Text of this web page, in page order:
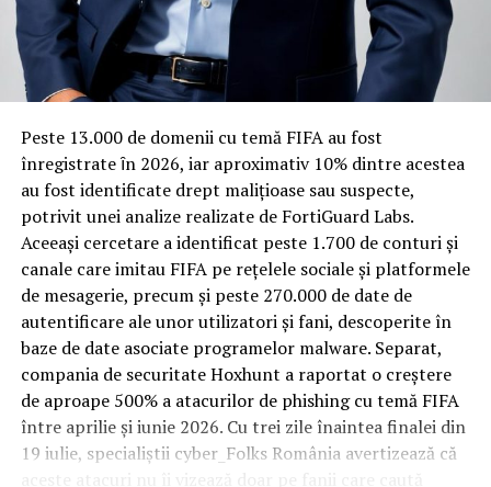
Rotația rapidă a oaspeților cere
materiale rezistente
Spre diferență de o locuință obișnuită, o cameră de hotel
trece printr-un ciclu de utilizare intensă: oaspeți diferiți,
bagaje trase pe roți, curățenie zilnică, uneori mai multe
rezervări consecutive în aceeași săptămână. Această
frecvență ridicată de utilizare pune presiune reală pe
orice suprafață, iar pardoseala este printre primele
elemente afectate vizibil, mai ales în zona din jurul
patului și a ușii de acces.
În etapa de renovare sau construcție, administratorii
care iau în calcul mocheta trafic intens
pentru zonele
cu rotație mare reduc riscul de uzură prematură și de
decolorare vizibilă în punctele de trecere frecventă. Este
o decizie care ține mai puțin de stil și mai mult de
Peste 13.000 de domenii cu temă FIFA au fost
înregistrate ȋn 2026, iar aproximativ 10% dintre acestea
au fost identificate drept malițioase sau suspecte,
potrivit unei analize realizate de FortiGuard Labs.
Aceeași cercetare a identificat peste 1.700 de conturi și
canale care imitau FIFA pe rețelele sociale și platformele
de mesagerie, precum și peste 270.000 de date de
autentificare ale unor utilizatori și fani, descoperite în
baze de date asociate programelor malware. Separat,
compania de securitate Hoxhunt a raportat o creștere
de aproape 500% a atacurilor de phishing cu temă FIFA
între aprilie și iunie 2026. Cu trei zile înaintea finalei din
19 iulie, specialiștii cyber_Folks România avertizează că